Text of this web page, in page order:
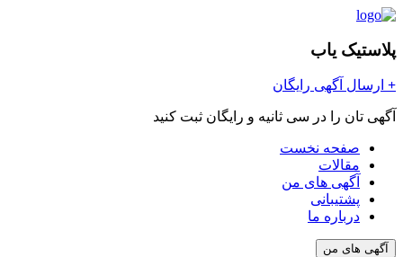
پلاستیک یاب
+ ارسال آگهی رایگان
آگهی تان را در سی ثانیه و رایگان ثبت کنید
صفحه نخست
مقالات
آگهی های من
پشتیبانی
درباره ما
آگهی های من